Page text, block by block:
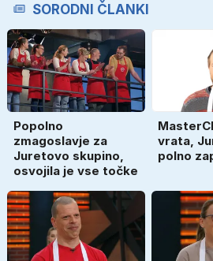
SORODNI ČLANKI
Popolno
zmagoslavje za
Juretovo skupino,
osvojila je vse točke
vrata,
polno